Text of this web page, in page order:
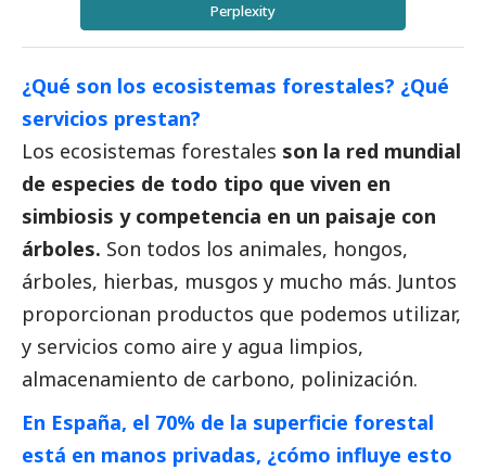
Perplexity
¿Qué son los ecosistemas forestales? ¿Qué
servicios prestan?
Los ecosistemas forestales son la red mundial
de especies de todo tipo que viven en
simbiosis y competencia en un paisaje con
árboles. Son todos los animales, hongos,
árboles, hierbas, musgos y mucho más. Juntos
proporcionan productos que podemos utilizar,
y servicios como aire y agua limpios,
almacenamiento de carbono, polinización.
En España, el 70% de la superficie forestal
está en manos privadas, ¿cómo influye esto